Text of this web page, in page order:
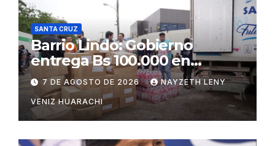
SANTA CRUZ
Barrio Lindo: Gobierno
entrega Bs 100.000 en
insumos para afectados
7 DE AGOSTO DE 2026 NAYZETH LENY
VENIZ HUARACHI